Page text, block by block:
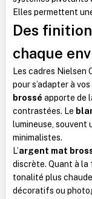
Elles permettent
Des
chaque
Les cadres Nielsen
pour s’adapter à
brossé apporte de
contrastées. Le
lumineuse, souvent
minimalistes.
L’argent mat
discrète. Quant à la
tonalité plus
décoratifs ou